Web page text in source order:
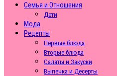
Семья и Отношения
Дети
Мода
Рецепты
Первые блюда
Вторые блюда
Салаты и Закуски
Выпечка и Десерты